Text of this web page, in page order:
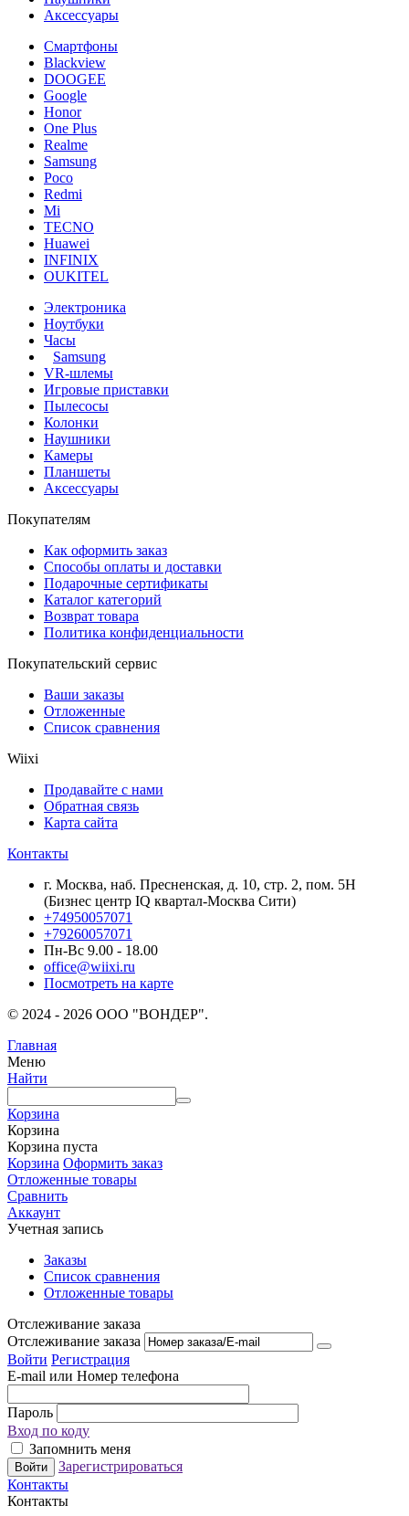
Аксессуары
Смартфоны
Blackview
DOOGEE
Google
Honor
One Plus
Realme
Samsung
Poco
Redmi
Mi
TECNO
Huawei
INFINIX
OUKITEL
Электроника
Ноутбуки
Часы
Samsung
VR-шлемы
Игровые приставки
Пылесосы
Колонки
Наушники
Камеры
Планшеты
Аксессуары
Покупателям
Как оформить заказ
Способы оплаты и доставки
Подарочные сертификаты
Каталог категорий
Возврат товара
Политика конфиденциальности
Покупательский сервис
Ваши заказы
Отложенные
Список сравнения
Wiixi
Продавайте с нами
Обратная связь
Карта сайта
Контакты
г. Москва, наб. Пресненская, д. 10, стр. 2, пом. 5Н
(Бизнес центр IQ квартал-Москва Сити)
+74950057071
+79260057071
Пн-Вс 9.00 - 18.00
office@wiixi.ru
Посмотреть на карте
© 2024 - 2026 ООО "ВОНДЕР".
Главная
Меню
Найти
Корзина
Корзина
Корзина пуста
Корзина Оформить заказ
Отложенные товары
Сравнить
Аккаунт
Учетная запись
Заказы
Список сравнения
Отложенные товары
Отслеживание заказа
Отслеживание заказа
Войти Регистрация
E-mail или Номер телефона
Пароль
Вход по коду
Запомнить меня
Войти
Зарегистрироваться
Контакты
Контакты